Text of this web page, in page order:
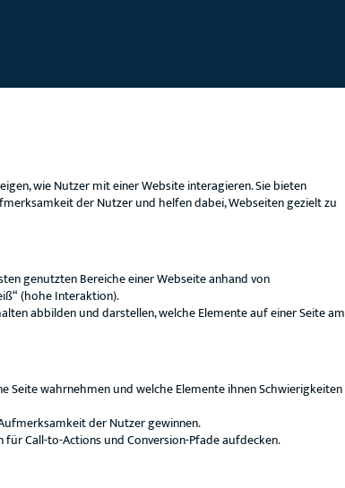
wie Nutzer mit einer Website interagieren. Sie bieten
der Nutzer und helfen dabei, Webseiten gezielt zu
genutzten Bereiche einer Webseite anhand von
(hohe Interaktion).
abbilden und darstellen, welche Elemente auf einer Seite am
Seite wahrnehmen und welche Elemente ihnen Schwierigkeiten
der Nutzer gewinnen.
Call-to-Actions und Conversion-Pfade aufdecken.